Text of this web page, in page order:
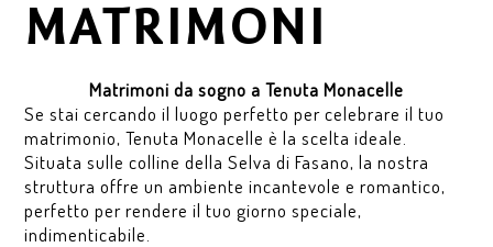
MATRIMONI
Matrimoni da sogno a Tenuta Monacelle
Se stai cercando il luogo perfetto per celebrare il tuo
matrimonio, Tenuta Monacelle è la scelta ideale.
Situata sulle colline della Selva di Fasano, la nostra
struttura offre un ambiente incantevole e romantico,
perfetto per rendere il tuo giorno speciale,
indimenticabile.